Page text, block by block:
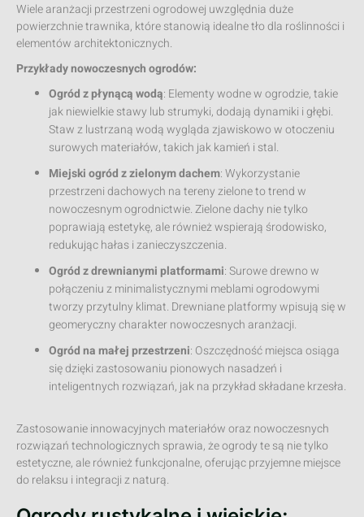
Wiele aranżacji przestrzeni ogrodowej uwzględnia duże
powierzchnie trawnika, które stanowią idealne tło dla roślinności i
elementów architektonicznych.
Przykłady nowoczesnych ogrodów:
Ogród z płynącą wodą: Elementy wodne w ogrodzie, takie
jak niewielkie stawy lub strumyki, dodają dynamiki i głębi.
Staw z lustrzaną wodą wygląda zjawiskowo w otoczeniu
surowych materiałów, takich jak kamień i stal.
Miejski ogród z zielonym dachem: Wykorzystanie
przestrzeni dachowych na tereny zielone to trend w
nowoczesnym ogrodnictwie. Zielone dachy nie tylko
poprawiają estetykę, ale również wspierają środowisko,
redukując hałas i zanieczyszczenia.
Ogród z drewnianymi platformami: Surowe drewno w
połączeniu z minimalistycznymi meblami ogrodowymi
tworzy przytulny klimat. Drewniane platformy wpisują się w
geomeryczny charakter nowoczesnych aranżacji.
Ogród na małej przestrzeni: Oszczędność miejsca osiąga
się dzięki zastosowaniu pionowych nasadzeń i
inteligentnych rozwiązań, jak na przykład składane krzesła.
Zastosowanie innowacyjnych materiałów oraz nowoczesnych
rozwiązań technologicznych sprawia, że ogrody te są nie tylko
estetyczne, ale również funkcjonalne, oferując przyjemne miejsce
do relaksu i integracji z naturą.